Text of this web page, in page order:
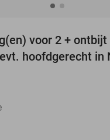
voor 2 +
hoofdgerecht in